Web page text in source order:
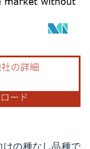
示が必要です。
けの種なし品種で